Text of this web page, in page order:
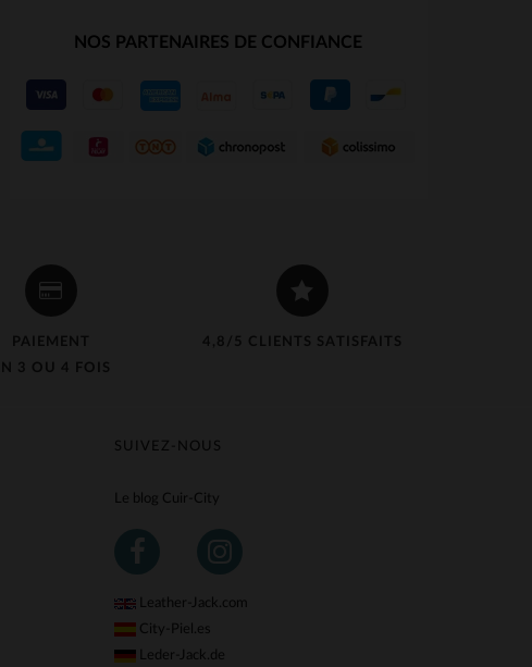
PAIEMENT
3 OU 4 FOIS
4,8/5 CLIENTS SATISFAITS
NOS PARTENAIRES DE CONFIANCE
SUIVEZ-NOUS
Le blog Cuir-City
Leather-Jack.com
City-Piel.es
Leder-Jack.de